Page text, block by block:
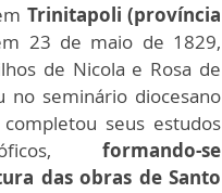
Trinitapoli (província
23 de maio de 1829,
de Nicola e Rosa de
no seminário diocesano
seus estudos
formando-se
das obras de Santo